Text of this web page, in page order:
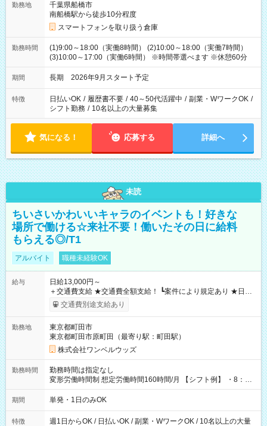
勤務地
千葉県船橋市
南船橋駅から徒歩10分程度
スマートフォンを取り扱う倉庫
勤務時間
(1)9:00～18:00（実働8時間） (2)10:00～18:00（実働7時間）
(3)10:00～17:00（実働6時間） ※時間帯選べます ※休憩60分
期間 長期 2026年9月スタート予定
特徴 日払いOK / 履歴書不要 / 40～50代活躍中 / 副業・WワークOK /
シフト勤務 / 10名以上の大量募集
気になる！ 応募する 詳細へ
未読
ちいさいかわいいキャラのイベントも！好きな
場所で働ける☆来社不要！働いたその日に給料
もらえる◎/T1
アルバイト 職種未経験OK
給与
日給13,000円～
＋交通費支給 ★交通費全額支給！ ┗案件により規定あり ★日払
いOK！（規定あり） ┗働いたその日に現金GET♪ お仕事後はコ
ンビニATMから 日払い分を引き落とせます！ 【試用期間】試
交通費別途支給あり
勤務地
東京都町田市
東京都町田市原町田（最寄り駅：町田駅）
株式会社ワンベルウッズ
勤務時間
勤務時間は指定なし
変形労働時間制 想定労働時間160時間/月 【シフト例】 ・8：00
～21：00
期間 単発・1日のみOK
特徴
週1日からOK / 日払いOK / 副業・WワークOK / 10名以上の大量